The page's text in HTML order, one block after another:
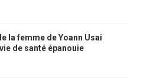
la femme de Yoann Usai
de santé épanouie